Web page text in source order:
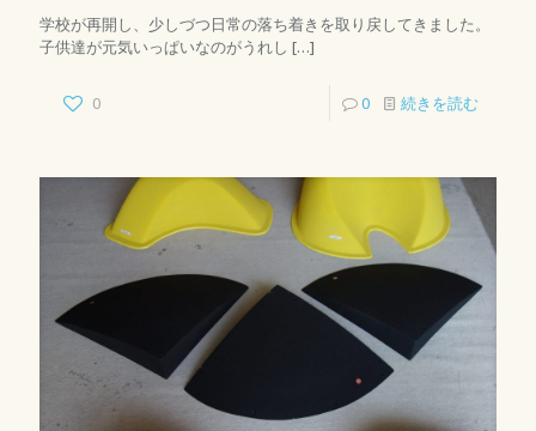
学校が再開し、少しづつ日常の落ち着きを取り戻してきました。
子供達が元気いっぱいなのがうれし […]
0 0 続きを読む